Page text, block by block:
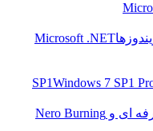
Microsoft .NET
Windows 7
Nero Burning